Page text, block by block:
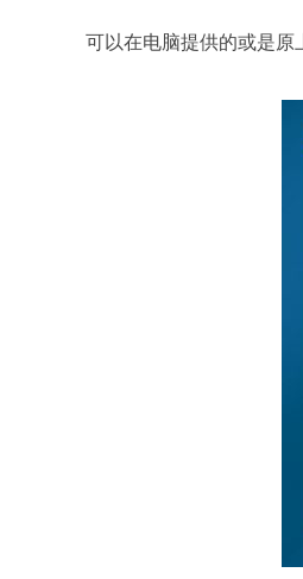
可以在电脑提供的或是原